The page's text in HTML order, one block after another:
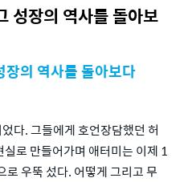
성장의 역사를 돌아보
장의 역사를 돌아보다
다. 그들에게 호언장담했던 허
로 만들어가며 애터미는 이제 1
우뚝 섰다. 어떻게 그리고 무